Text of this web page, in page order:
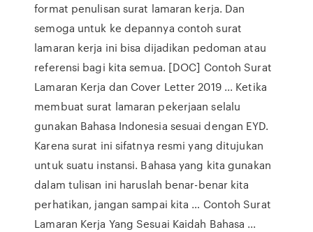
format penulisan surat lamaran kerja. Dan
semoga untuk ke depannya contoh surat
lamaran kerja ini bisa dijadikan pedoman atau
referensi bagi kita semua. [DOC] Contoh Surat
Lamaran Kerja dan Cover Letter 2019 ... Ketika
membuat surat lamaran pekerjaan selalu
gunakan Bahasa Indonesia sesuai dengan EYD.
Karena surat ini sifatnya resmi yang ditujukan
untuk suatu instansi. Bahasa yang kita gunakan
dalam tulisan ini haruslah benar-benar kita
perhatikan, jangan sampai kita … Contoh Surat
Lamaran Kerja Yang Sesuai Kaidah Bahasa ...